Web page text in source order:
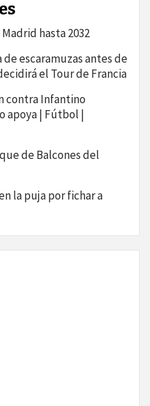
hasta 2032
escaramuzas antes de
el Tour de Francia
contra Infantino
apoya | Fútbol |
de Balcones del
la puja por fichar a